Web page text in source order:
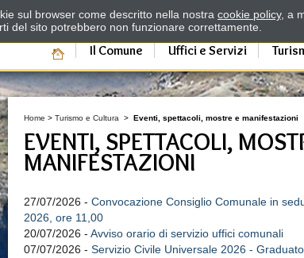
Il Comune Uffici e Servizi
Home >Turismo e Cultura >Eventi, spettacoli, mostre e manifestazioni
EVENTI, SPETTACOLI,
MANIFESTAZIONI
27/07/2026 -Convocazione Consiglio Comunale in
2026, ore 11,00
20/07/2026 -Avviso orario di servizio uffici comunali
07/07/2026 -Servizio Civile Universale 2026 -
sul browser come descritto nella nostra cookie policy, a
del sito potrebbero non funzionare correttamente.